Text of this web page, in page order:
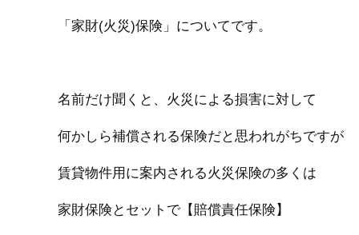
「家財(火災)保険」についてです。
名前だけ聞くと、火災による損害に対して
何かしら補償される保険だと思われがちですが
賃貸物件用に案内される火災保険の多くは
家財保険とセットで【賠償責任保険】